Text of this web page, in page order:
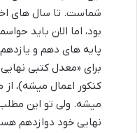
شماست. تا سال های
بود، اما الان باید
پایه های دهم و
برای «معدل کتبی
کنکور اعمال میشه)،
میشه. ولی تو این
نهایی خود دوازدهم